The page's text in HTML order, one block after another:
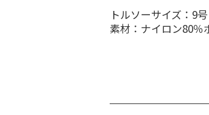
トルソーサイズ：9
素材：ナイロン80％